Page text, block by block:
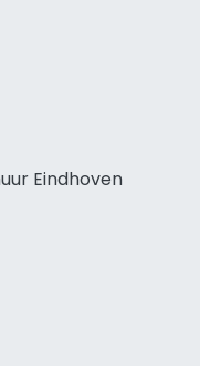
Eindhoven